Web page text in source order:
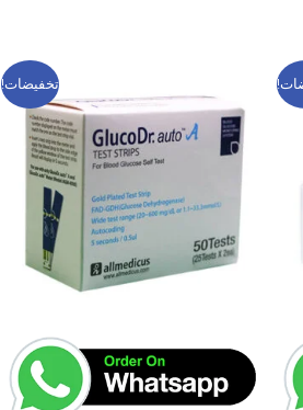
تخفيضات!
الأصلي
هو:
400 EGP.
الحالي
هو:
349 EGP.